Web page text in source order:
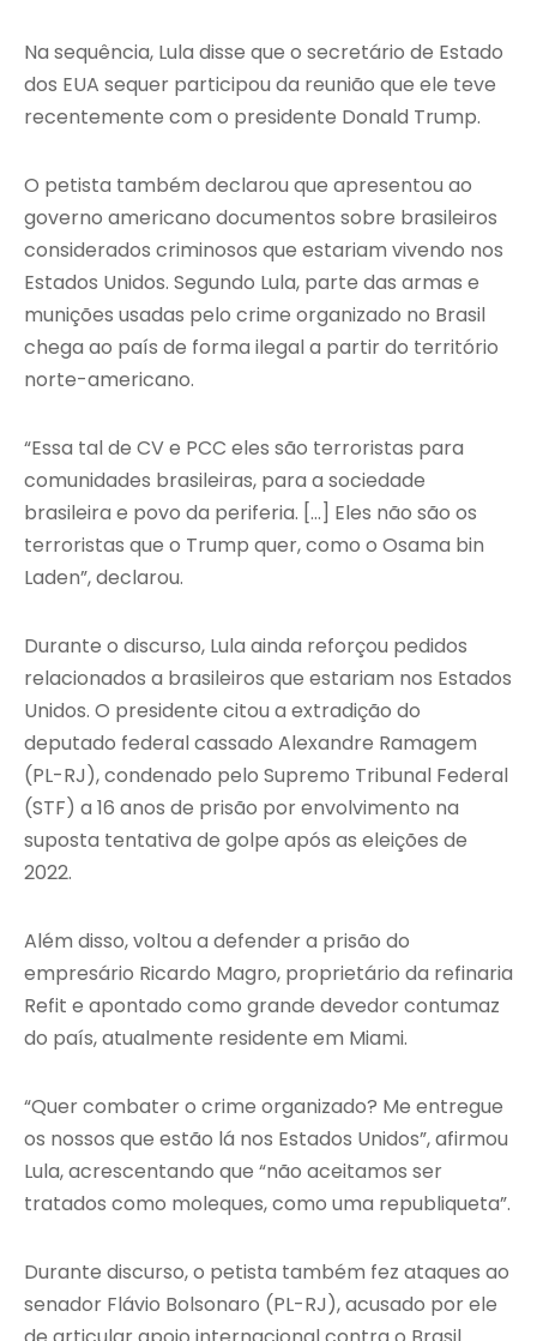
Na sequência, Lula disse que o secretário de Estado
dos EUA sequer participou da reunião que ele teve
recentemente com o presidente Donald Trump.
O petista também declarou que apresentou ao
governo americano documentos sobre brasileiros
considerados criminosos que estariam vivendo nos
Estados Unidos. Segundo Lula, parte das armas e
munições usadas pelo crime organizado no Brasil
chega ao país de forma ilegal a partir do território
norte-americano.
“Essa tal de CV e PCC eles são terroristas para
comunidades brasileiras, para a sociedade
brasileira e povo da periferia. […] Eles não são os
terroristas que o Trump quer, como o Osama bin
Laden”, declarou.
Durante o discurso, Lula ainda reforçou pedidos
relacionados a brasileiros que estariam nos Estados
Unidos. O presidente citou a extradição do
deputado federal cassado Alexandre Ramagem
(PL-RJ), condenado pelo Supremo Tribunal Federal
(STF) a 16 anos de prisão por envolvimento na
suposta tentativa de golpe após as eleições de
2022.
Além disso, voltou a defender a prisão do
empresário Ricardo Magro, proprietário da refinaria
Refit e apontado como grande devedor contumaz
do país, atualmente residente em Miami.
“Quer combater o crime organizado? Me entregue
os nossos que estão lá nos Estados Unidos”, afirmou
Lula, acrescentando que “não aceitamos ser
tratados como moleques, como uma republiqueta”.
Durante discurso, o petista também fez ataques ao
senador Flávio Bolsonaro (PL-RJ), acusado por ele